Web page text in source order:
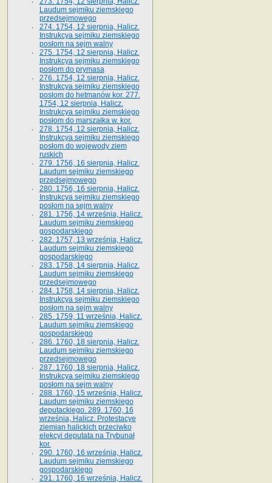
Laudum sejmiku ziemskiego
przedsejmowego
274. 1754, 12 sierpnia, Halicz.
Instrukcya sejmiku ziemskiego
posłom na sejm walny
275. 1754, 12 sierpnia, Halicz.
Instrukcya sejmiku ziemskiego
posłom do prymasa
276. 1754, 12 sierpnia, Halicz.
Instrukcya sejmiku ziemskiego
posłom do hetmanów kor. 277.
1754, 12 sierpnia, Halicz.
Instrukcya sejmiku ziemskiego
posłom do marszałka w. kor.
278. 1754, 12 sierpnia, Halicz.
Instrukcya sejmiku ziemskiego
posłom do wojewody ziem
ruskich
279. 1756, 16 sierpnia, Halicz.
Laudum sejmiku ziemskiego
przedsejmowego
280. 1756, 16 sierpnia, Halicz.
Instrukcya sejmiku ziemskiego
posłom na sejm walny
281. 1756, 14 września, Halicz.
Laudum sejmiku ziemskiego
gospodarskiego
282. 1757, 13 września, Halicz.
Laudum sejmiku ziemskiego
gospodarskiego
283. 1758, 14 sierpnia, Halicz.
Laudum sejmiku ziemskiego
przedsejmowego
284. 1758, 14 sierpnia, Halicz.
Instrukcya sejmiku ziemskiego
posłom na sejm walny
285. 1759, 11 września, Halicz.
Laudum sejmiku ziemskiego
gospodarskiego
286. 1760, 18 sierpnia, Halicz.
Laudum sejmiku ziemskiego
przedsejmowego
287. 1760, 18 sierpnia, Halicz.
Instrukcya sejmiku ziemskiego
posłom na sejm walny
288. 1760, 15 września, Halicz.
Laudum sejmiku ziemskiego
deputackiego. 289. 1760, 16
września, Halicz. Protestacye
ziemian halickich przeciwko
elekcyi deputata na Trybunał
kor.
290. 1760, 16 września, Halicz.
Laudum sejmiku ziemskiego
gospodarskiego
291. 1760, 16 września, Halicz.